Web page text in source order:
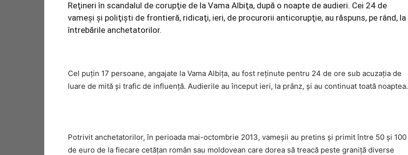
Reţineri în scandalul de corupţie de la Vama Albiţa, după o noapte de audieri. Cei 24 de
vameşi şi poliţişti de frontieră, ridicaţi, ieri, de procurorii anticorupţie, au răspuns, pe rând, la
întrebările anchetatorilor.
Cel puţin 17 persoane, angajate la Vama Albiţa, au fost reţinute pentru 24 de ore sub acuzaţia de
luare de mită şi trafic de influenţă. Audierile au început ieri, la prânz, şi au continuat toată noaptea.
Potrivit anchetatorilor, în perioada mai-octombrie 2013, vameșii au pretins și primit între 50 și 100
de euro de la fiecare cetățan român sau moldovean care dorea să treacă peste graniță diverse